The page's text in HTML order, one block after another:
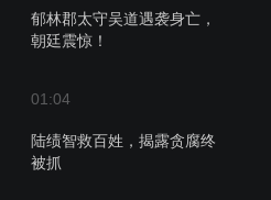
郁林郡太守吴道遇袭身亡，
朝廷震惊！
01:04
陆绩智救百姓，揭露贪腐终
被抓